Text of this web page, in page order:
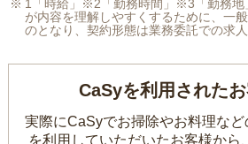
1「時給」※2「勤務時間」※3「勤務地
が内容を理解しやすくするために、一
のとなり、契約形態は業務委託での求人
CaSyを利用された
実際にCaSyでお掃除やお料理な
を利用していただいたお客様から、